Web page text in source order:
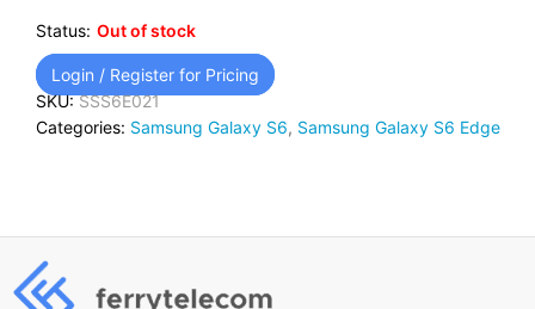
Status: Out of stock
Login / Register for Pricing
SKU:SSS6E021
Categories: Samsung Galaxy S6, Samsung Galaxy S6 Edge